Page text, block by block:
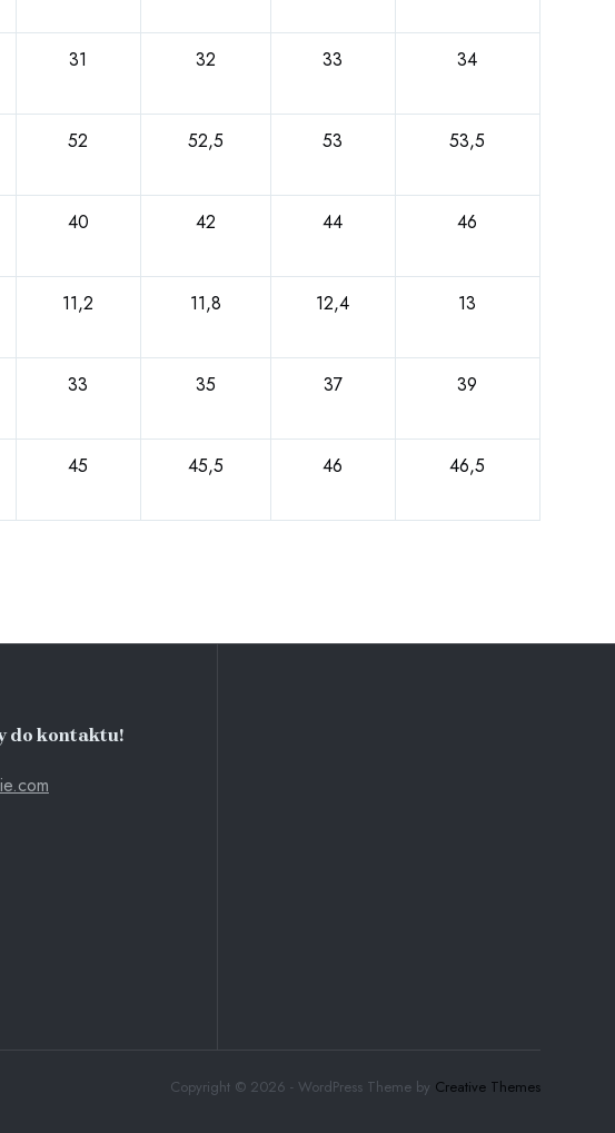
31 32 33 34
52 52,5 53 53,5
40 42 44 46
11,2 11,8 12,4 13
33 35 37 39
45 45,5 46 46,5
do kontaktu!
Copyright © 2026 - WordPress Theme by Creative Themes